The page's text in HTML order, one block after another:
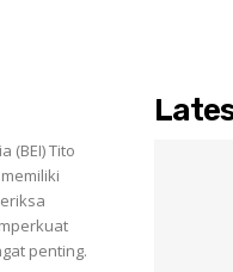
(BEI) Tito
penting.